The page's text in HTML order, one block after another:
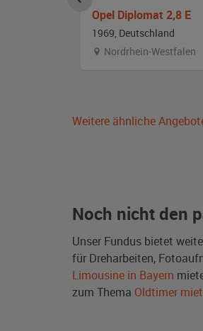
Opel Diplomat 2,8 E
1969, Deutschland
Nordrhein-Westfalen
Weitere ähnliche
Noch nicht den
Unser Fundus bietet
für Dreharbeiten,
Limousine in Bayern
zum Thema Oldtimer